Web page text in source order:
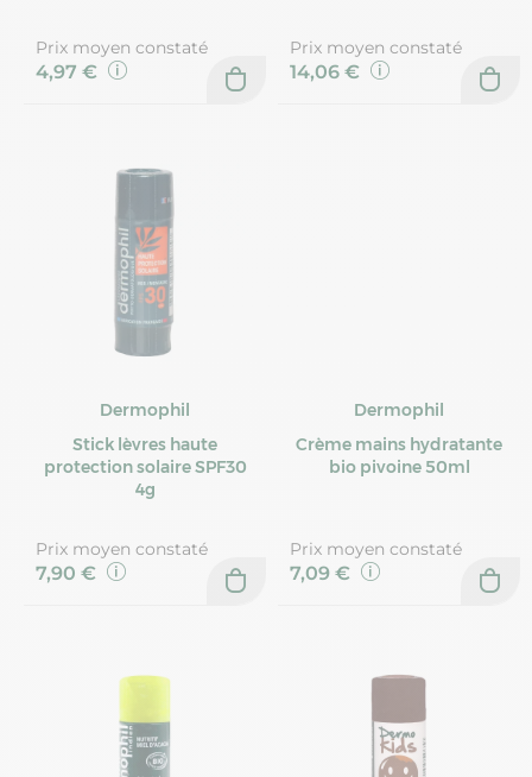
Prix moyen constaté
4,97 €
Prix moyen constaté
14,06 €
Dermophil
Stick lèvres haute
protection solaire SPF30
4g
Prix moyen constaté
7,90 €
Dermophil
Crème mains hydratante
bio pivoine 50ml
Prix moyen constaté
7,09 €